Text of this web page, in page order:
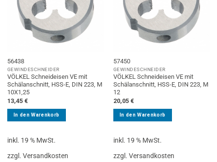
56438
GEWINDESCHNEIDER
VÖLKEL Schneideisen VE mit
Schälanschnitt, HSS-E, DIN 223, M
10X1,25
13,45 €
In den Warenkorb
inkl. 19 % MwSt.
zzgl. Versandkosten
57450
GEWINDESCHNEIDER
VÖLKEL Schneideisen VE mit
Schälanschnitt, HSS-E, DIN 223, M
12
20,05 €
In den Warenkorb
inkl. 19 % MwSt.
zzgl. Versandkosten